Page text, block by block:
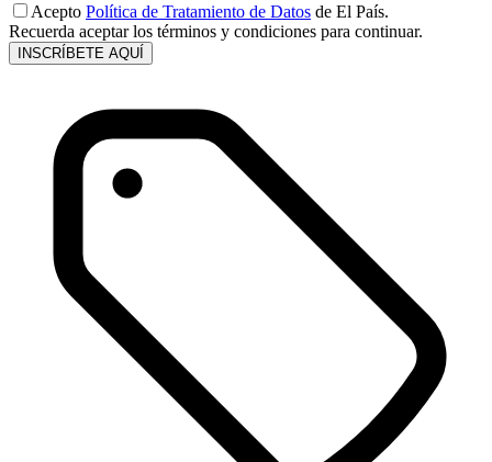
Acepto Política de Tratamiento de Datos de El País.
Recuerda aceptar los términos y condiciones para continuar.
INSCRÍBETE AQUÍ